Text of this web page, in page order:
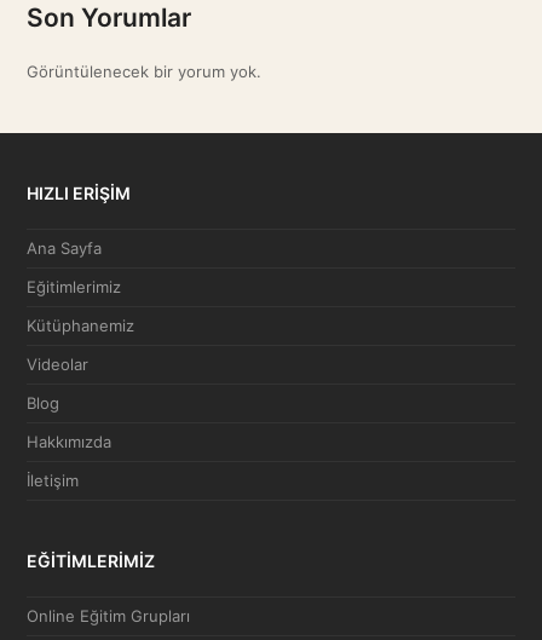
Son Yorumlar
Görüntülenecek bir yorum yok.
HIZLI ERİŞİM
Ana Sayfa
Eğitimlerimiz
Kütüphanemiz
Videolar
Blog
Hakkımızda
İletişim
EĞİTİMLERİMİZ
Online Eğitim Grupları